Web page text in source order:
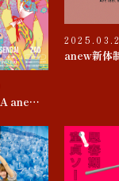
CHIKAKARA anew SUMMER tour
anew新体